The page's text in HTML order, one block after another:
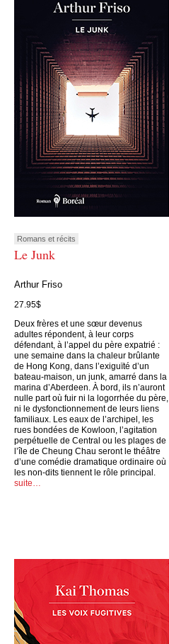
Romans et récits
Le Junk
Arthur Friso
27.95$
Deux frères et une sœur devenus
adultes répondent, à leur corps
défendant, à l’appel du père expatrié :
une semaine dans la chaleur brûlante
de Hong Kong, dans l’exiguïté d’un
bateau-maison, un junk, amarré dans la
marina d’Aberdeen. À bord, ils n’auront
nulle part où fuir ni la logorrhée du père,
ni le dysfonctionnement de leurs liens
familiaux. Les eaux de l’archipel, les
rues bondées de Kowloon, l’agitation
perpétuelle de Central ou les plages de
l’île de Cheung Chau seront le théâtre
d’une comédie dramatique ordinaire où
les non-dits tiennent le rôle principal.
suite…